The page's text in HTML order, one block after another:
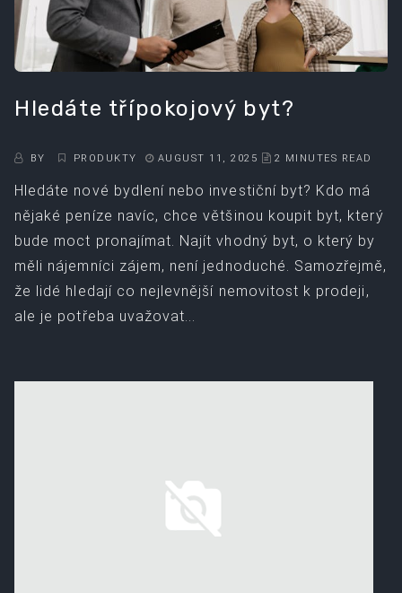
Hledáte třípokojový byt?
BY PRODUKTY AUGUST 11, 2025 2 MINUTES READ
Hledáte nové bydlení nebo investiční byt? Kdo má
nějaké peníze navíc, chce většinou koupit byt, který
bude moct pronajímat. Najít vhodný byt, o který by
měli nájemníci zájem, není jednoduché. Samozřejmě,
že lidé hledají co nejlevnější nemovitost k prodeji,
ale je potřeba uvažovat...